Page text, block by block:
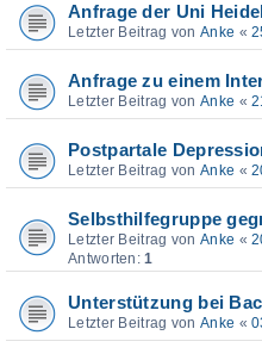
Anfrage der Uni
Letzter Beitrag von Anke «
Anfrage zu einem
Letzter Beitrag von Anke «
Postpartale
Letzter Beitrag von Anke «
Selbsthilfegruppe
Letzter Beitrag von Anke «
Antworten:1
Unterstützung bei
Letzter Beitrag von Anke «